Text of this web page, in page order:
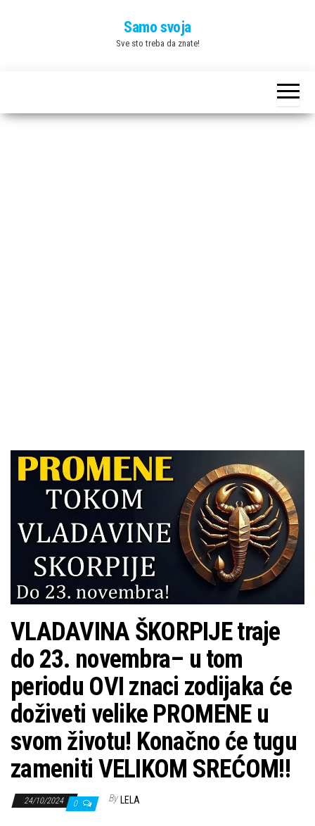
Samo svoja
Sve sto treba da znate!
VLADAVINA ŠKORPIJE traje
do 23. novembra– u tom
periodu OVI znaci zodijaka će
doživeti velike PROMENE u
svom životu! Konačno će tugu
zameniti VELIKOM SREĆOM!!
24/10/2024 0 By LELA